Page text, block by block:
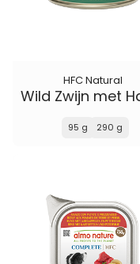
HFC Natural
95 g 290 g